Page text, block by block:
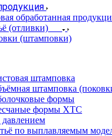
обработанная
(отливки)
(штамповки)
штамповка
штамповка
формы
формы ХТС
по выплавляемым